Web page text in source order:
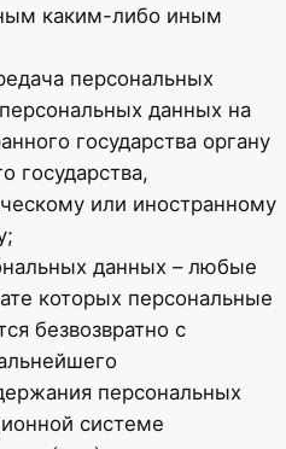
каким-либо иным
персональных
данных на
государства органу
государства,
или иностранному
данных – любые
которых персональные
безвозвратно с
персональных
системе